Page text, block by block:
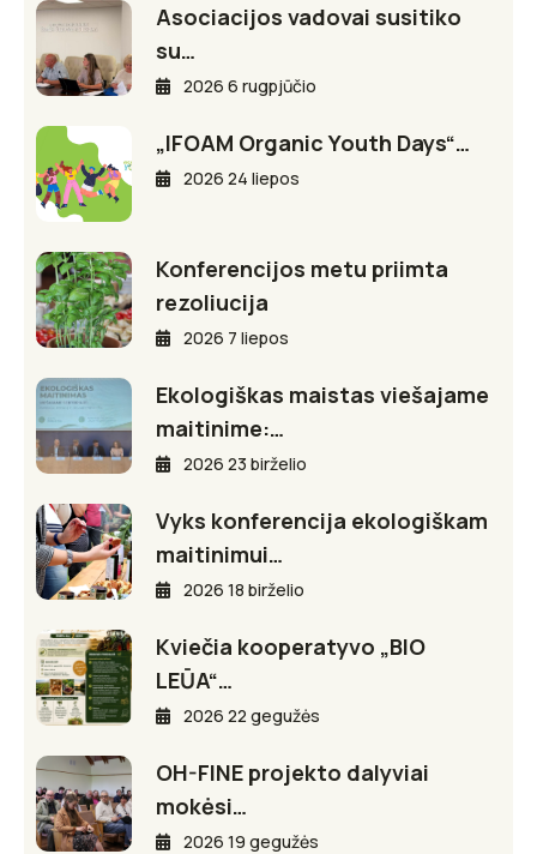
Asociacijos vadovai susitiko
su…
2026 6 rugpjūčio
„IFOAM Organic Youth Days“…
2026 24 liepos
Konferencijos metu priimta
rezoliucija
2026 7 liepos
Ekologiškas maistas viešajame
maitinime:…
2026 23 birželio
Vyks konferencija ekologiškam
maitinimui…
2026 18 birželio
Kviečia kooperatyvo „BIO
LEŪA“…
2026 22 gegužės
OH-FINE projekto dalyviai
mokėsi…
2026 19 gegužės